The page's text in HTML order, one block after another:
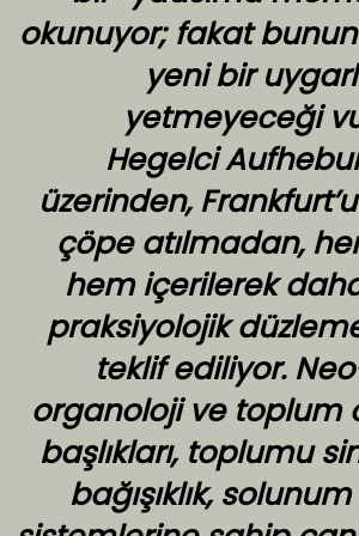
okunuyor; fakat
yeni bir
yetmeyeceği
Hegelci
üzerinden,
çöpe atılmadan,
hem içerilerek
praksiyolojik
teklif ediliyor.
organoloji ve toplum
başlıkları, toplumu
bağışıklık,